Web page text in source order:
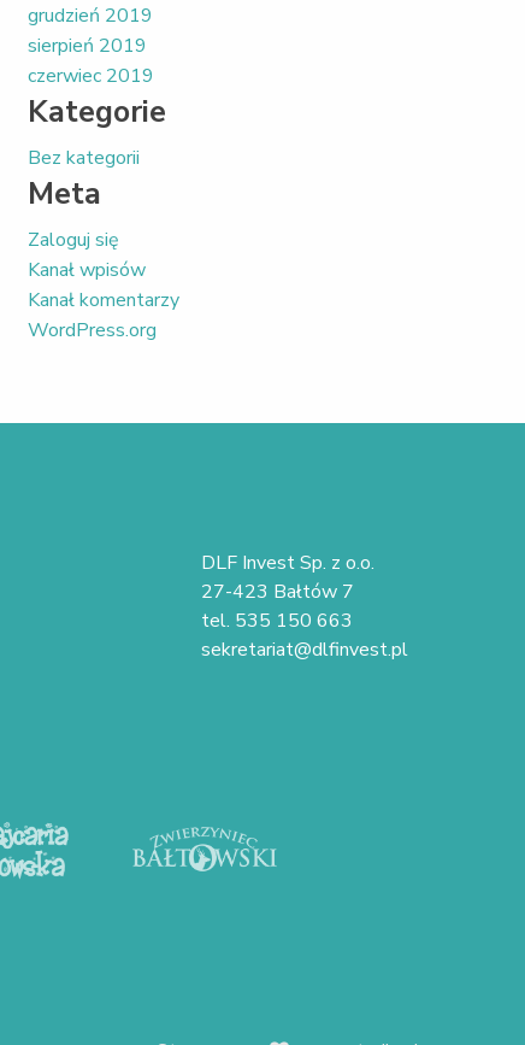
grudzień 2019
sierpień 2019
czerwiec 2019
Kategorie
Bez kategorii
Meta
Zaloguj się
Kanał wpisów
Kanał komentarzy
WordPress.org
DLF Invest Sp. z o.o.
27-423 Bałtów 7
tel. 535 150 663
sekretariat@dlfinvest.pl